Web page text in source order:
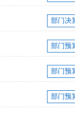
部门决
部门预
部门预
部门预